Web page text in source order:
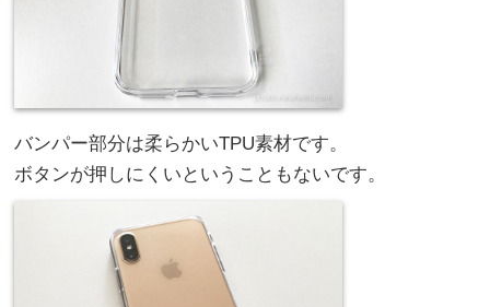
バンパー部分は柔らかいTPU素材です。
ボタンが押しにくいということもないです。